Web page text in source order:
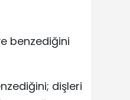
benzediğini
dişleri